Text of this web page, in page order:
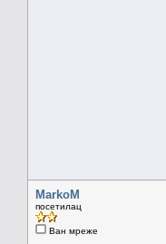
MarkoM
посетилац
Ван мреже